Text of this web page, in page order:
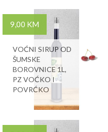
9,00 KM
VOĆNI SIRUP OD
ŠUMSKE
BOROVNICE 1L,
PZ VOĆKO I
POVRĆKO